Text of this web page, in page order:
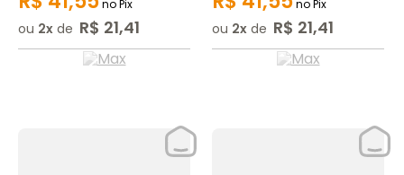
no Pix
ou 2 de R$ 21,41
no Pix
ou 2 de R$ 21,41